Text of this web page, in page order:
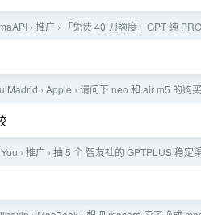
› 推广 › 「免费 40 刀额度」GPT 纯
› Apple › 请问下 neo 和 air m5 的购
› 推广 › 抽 5 个 智友社的 GPTPLUS 稳定